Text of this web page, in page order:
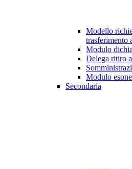
Modello
trasferimento
Modulo
Delega ritiro
Modulo
Secondaria